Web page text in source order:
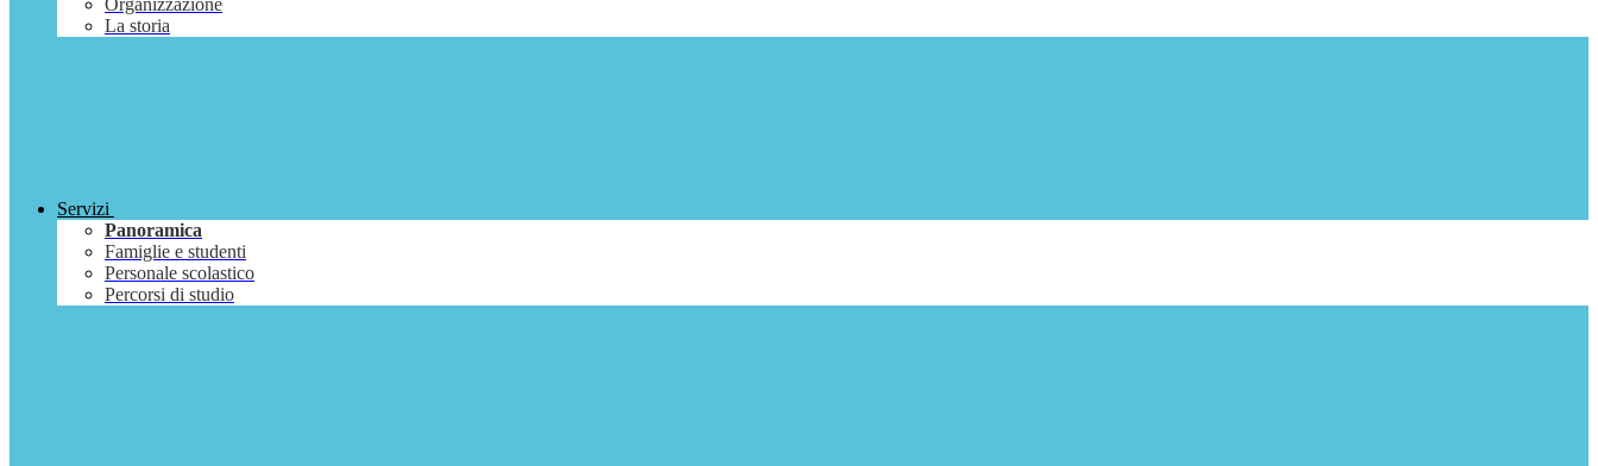
Organizzazione
La storia
Servizi
Panoramica
Famiglie e studenti
Personale scolastico
Percorsi di studio